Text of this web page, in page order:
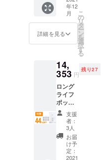
ろうかな
ど、検証・
返しなが
しい製品を
開発研究し
す。 より多
くの方に、
浄水器の良
さを知って
頂きたいと
思い、クラ
（税・
送料込
み）の
39％OF
F 2022
旬頃か
ら、各
ECサイ
ト/自社
HP等で
一般販
売を予
定。 ※
税込
み、送
料込の
価格と
年12
月
詳細を見る
こ
の
リ
タ
ー
ン
を
選
択
す
る
14,
353 円
残り27
ロング
ライフ
ポット
×1 交換
カート
リッジ
×3 一般
販売予
定価格
25,630
支援
者：
3人
お届
け予
定：
2021